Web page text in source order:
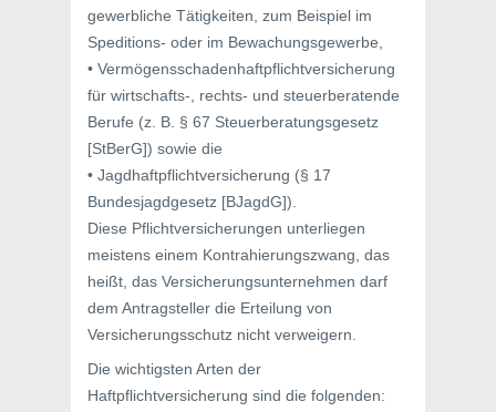
gewerbliche Tätigkeiten, zum Beispiel im
Speditions- oder im Bewachungsgewerbe,
• Vermögensschadenhaftpflichtversicherung
für wirtschafts-, rechts- und steuerberatende
Berufe (z. B. § 67 Steuerberatungsgesetz
[StBerG]) sowie die
• Jagdhaftpflichtversicherung (§ 17
Bundesjagdgesetz [BJagdG]).
Diese Pflichtversicherungen unterliegen
meistens einem Kontrahierungszwang, das
heißt, das Versicherungsunternehmen darf
dem Antragsteller die Erteilung von
Versicherungsschutz nicht verweigern.
Die wichtigsten Arten der
Haftpflichtversicherung sind die folgenden: